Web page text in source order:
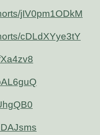
jIV0pm1ODkM
cDLdXYye3tY